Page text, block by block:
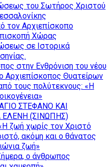
του Σωτήρος Χριστού
τον Αρχιεπίσκοπο
Χώρας
σε Ιστορικά
στην Ενθρόνιση του νέου
Αρχιεπίσκοπος Θυατείρων
τους πολύτεκνους: «Η
ΣΤΕΦΑΝΟ ΚΑΙ
(ΣΙΝΩΠΗΣ)
ζωή χωρίς τον Χριστό
ακόμη και ο θάνατος
ζωή»
ο άνθρωπος